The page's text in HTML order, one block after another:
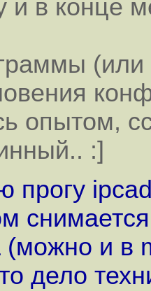
в конце
опытом,
:]
прогу
и в
дело